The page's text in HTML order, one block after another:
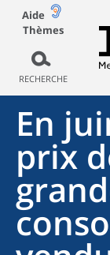
Aide
Thèmes
RECHERCHE
En
prix